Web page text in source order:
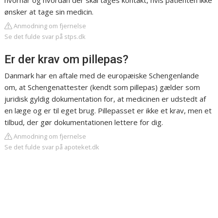
ønsker at tage sin medicin.
Anmodning om fjernelse
Se det fulde svar på stps.dk
Er der krav om pillepas?
Danmark har en aftale med de europæiske Schengenlande
om, at Schengenattester (kendt som pillepas) gælder som
juridisk gyldig dokumentation for, at medicinen er udstedt af
en læge og er til eget brug. Pillepasset er ikke et krav, men et
tilbud, der gør dokumentationen lettere for dig.
Anmodning om fjernelse
Se det fulde svar på apoteket.dk